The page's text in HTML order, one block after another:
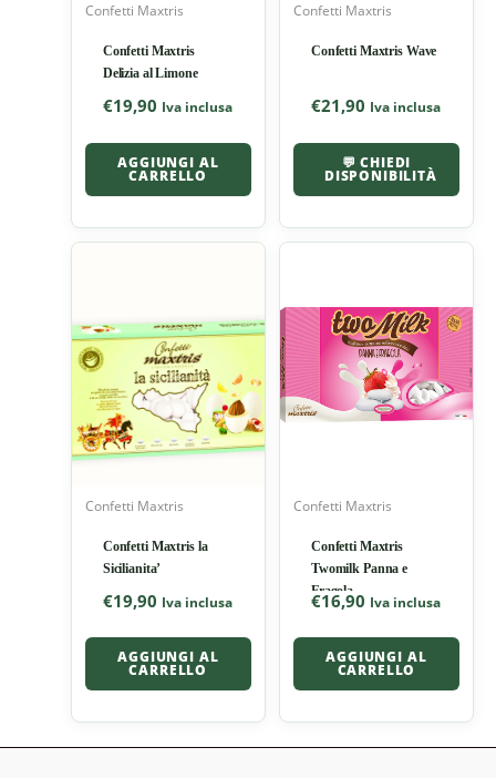
Confetti Maxtris
Confetti Maxtris
Delizia al Limone
€19,90 Iva inclusa
AGGIUNGI AL
CARRELLO
Confetti Maxtris
Confetti Maxtris Wave
€21,90 Iva inclusa
💬 CHIEDI
DISPONIBILITÀ
Confetti Maxtris
Confetti Maxtris la
Sicilianita’
€19,90 Iva inclusa
AGGIUNGI AL
CARRELLO
Confetti Maxtris
Confetti Maxtris
Twomilk Panna e
Fragola
€16,90 Iva inclusa
AGGIUNGI AL
CARRELLO